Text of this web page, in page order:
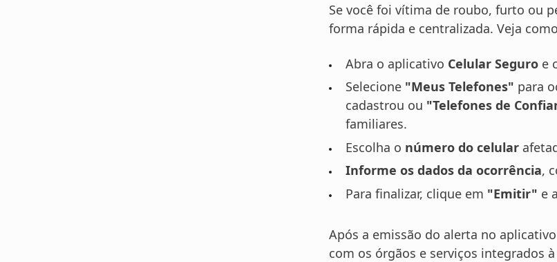
Se você foi vítima de roubo, furto ou
forma rápida e centralizada. Veja
Abra o aplicativo Celular Seguro e
Selecione "Meus Telefones" para
cadastrou ou "Telefones de
familiares.
Escolha o número do celular
Informe os dados da ocorrência,
Para finalizar, clique em "Emitir" e
Após a emissão do alerta no
com os órgãos e serviços integrados